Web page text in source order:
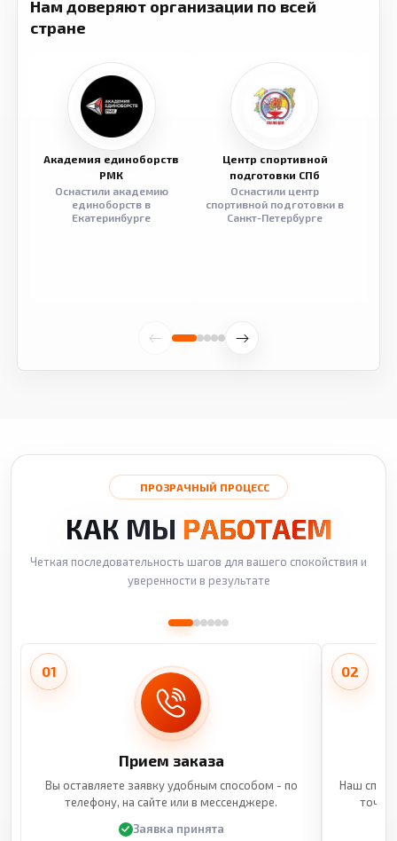
Нам доверяют организации по всей
стране
Академия единоборств
РМК
Оснастили академию
единоборств в
Екатеринбурге
Центр спортивной
подготовки СПб
Оснастили центр
спортивной подготовки в
Санкт-Петербурге
ПРОЗРАЧНЫЙ ПРОЦЕСС
КАК МЫ РАБОТАЕМ
Четкая последовательность шагов для вашего спокойствия и
уверенности в результате
01
Прием заказа
Вы оставляете заявку удобным способом - по
телефону, на сайте или в мессенджере.
Заявка принята
02
Наш